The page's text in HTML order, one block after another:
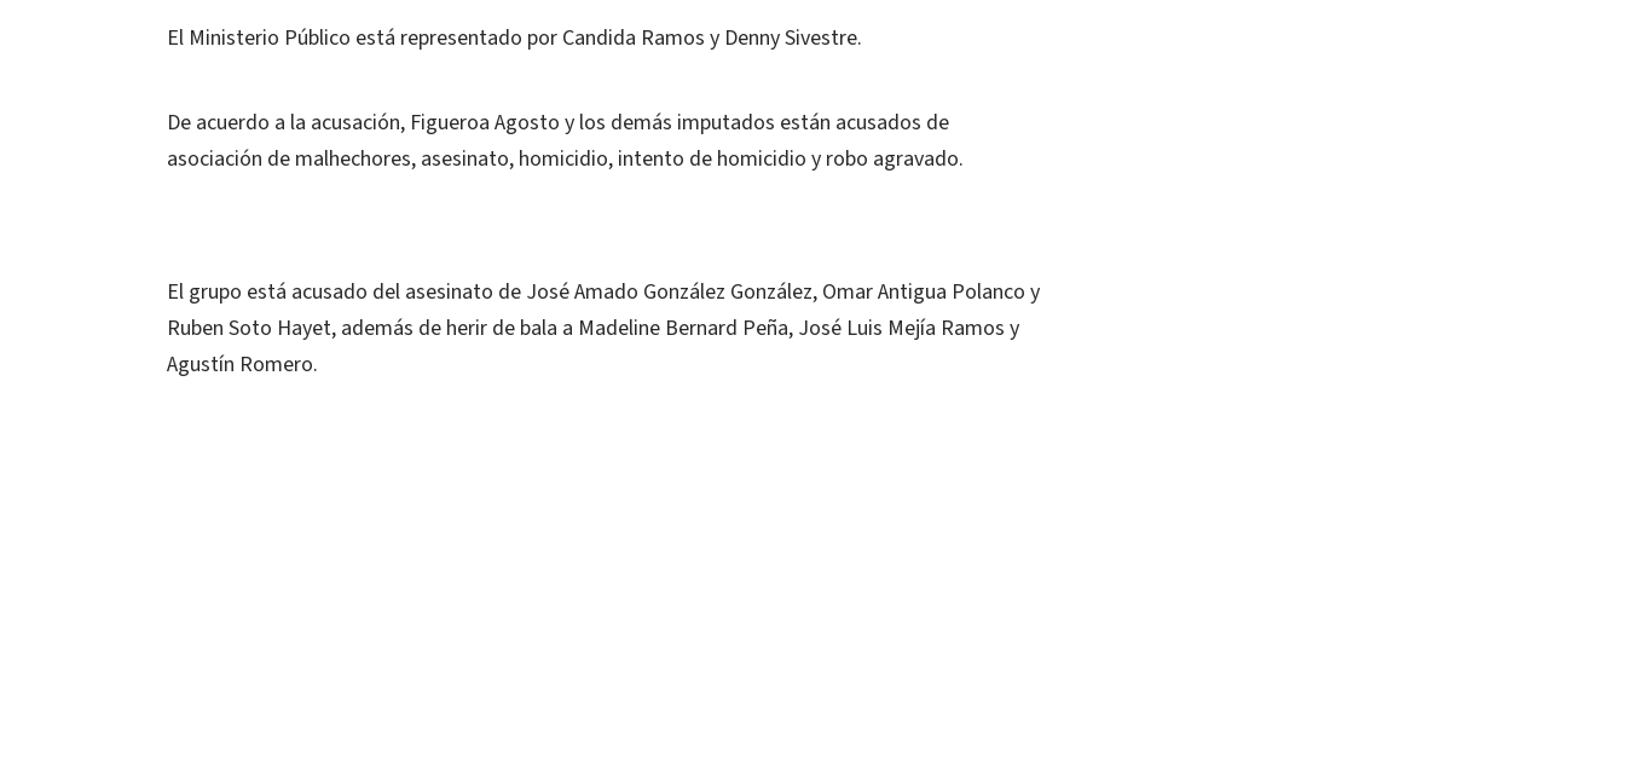
El Ministerio Público está representado por Candida Ramos y Denny Sivestre.
De acuerdo a la acusación, Figueroa Agosto y los demás imputados están acusados de
asociación de malhechores, asesinato, homicidio, intento de homicidio y robo agravado.
El grupo está acusado del asesinato de José Amado González González, Omar Antigua Polanco y
Ruben Soto Hayet, además de herir de bala a Madeline Bernard Peña, José Luis Mejía Ramos y
Agustín Romero.